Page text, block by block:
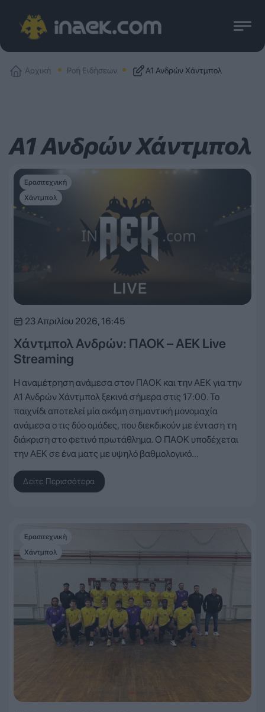
Αρχική Ροή Ειδήσεων Α1 Ανδρών Χάντμπολ
Α1 Ανδρών Χάντμπολ
Ερασιτεχνική
Χάντμπολ
23 Απριλίου 2026, 16:45
Χάντμπολ Ανδρών: ΠΑΟΚ – ΑΕΚ Live
Streaming
Η αναμέτρηση ανάμεσα στον ΠΑΟΚ και την ΑΕΚ για την
Α1 Ανδρών Χάντμπολ ξεκινά σήμερα στις 17:00. Το
παιχνίδι αποτελεί μία ακόμη σημαντική μονομαχία
ανάμεσα στις δύο ομάδες, που διεκδικούν με ένταση τη
διάκριση στο φετινό πρωτάθλημα. Ο ΠΑΟΚ υποδέχεται
την ΑΕΚ σε ένα ματς με υψηλό βαθμολογικό…
Δείτε Περισσότερα
Ερασιτεχνική
Χάντμπολ